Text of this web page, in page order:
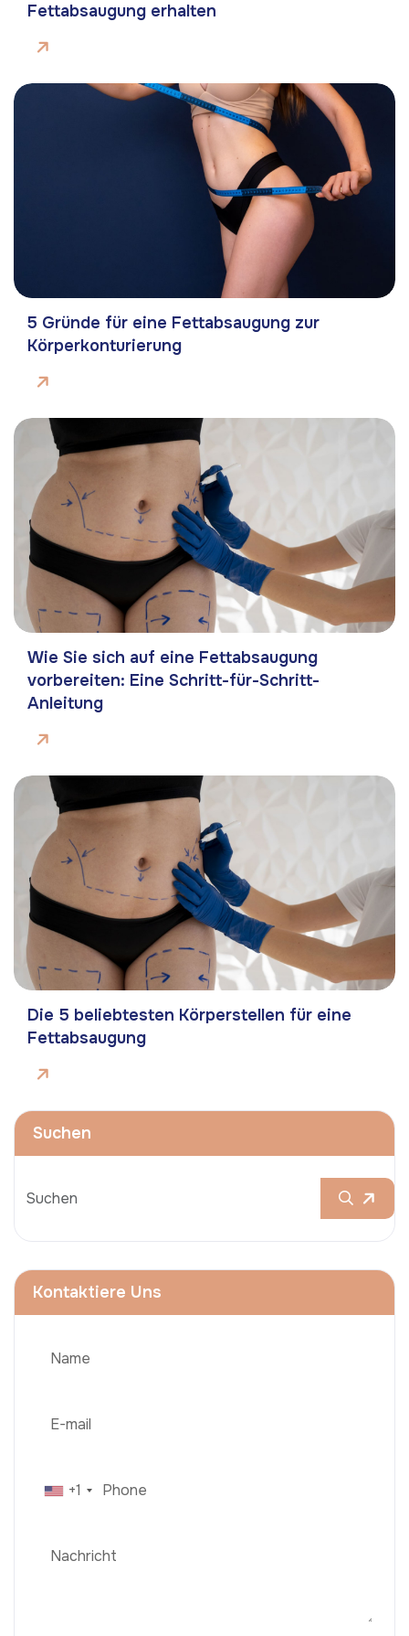
Fettabsaugung erhalten
5 Gründe für eine Fettabsaugung zur
Körperkonturierung
Wie Sie sich auf eine Fettabsaugung
vorbereiten: Eine Schritt-für-Schritt-
Anleitung
Die 5 beliebtesten Körperstellen für eine
Fettabsaugung
Suchen
Kontaktiere Uns
+1